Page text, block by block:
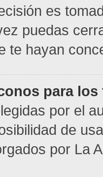
es
puedas
te hayan
para los
por el
de
por La